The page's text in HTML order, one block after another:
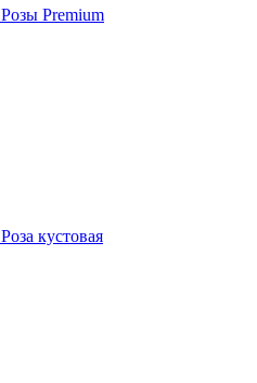
Розы Premium
Роза кустовая